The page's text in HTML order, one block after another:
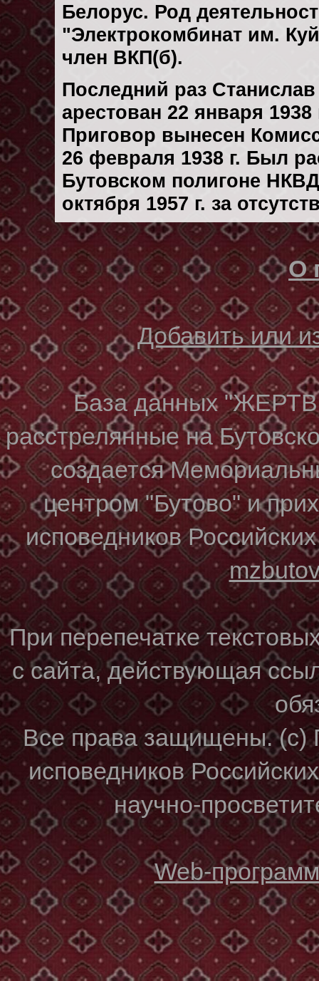
Белорус. Род
"Электрокомбинат им.
член ВКП(б).
Последний раз
арестован 22 января 1938
Приговор вынесен
26 февраля 1938 г. Был
Бутовском полигоне
октября 1957 г. за
О
Добавить или
База данных
расстрелянные на
создается
центром "Бутово" и
исповедников
При перепечатке
с сайта, действующая
Все права защищены. (с)
исповедников
научно-
Web-